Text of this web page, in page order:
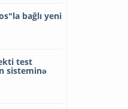
bağlı yeni
test
sisteminə